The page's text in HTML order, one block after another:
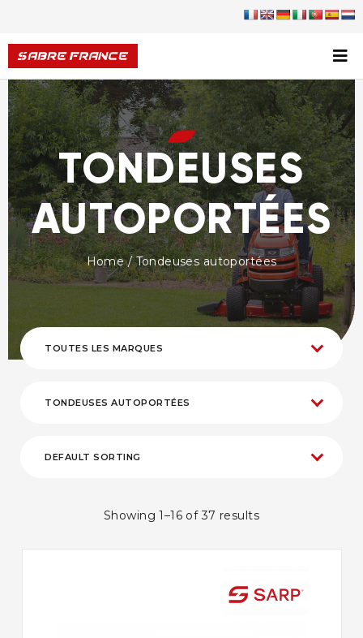
TONDEUSES
AUTOPORTÉES
Home/ Tondeuses autoportées
Showing 1–16 of 37 results